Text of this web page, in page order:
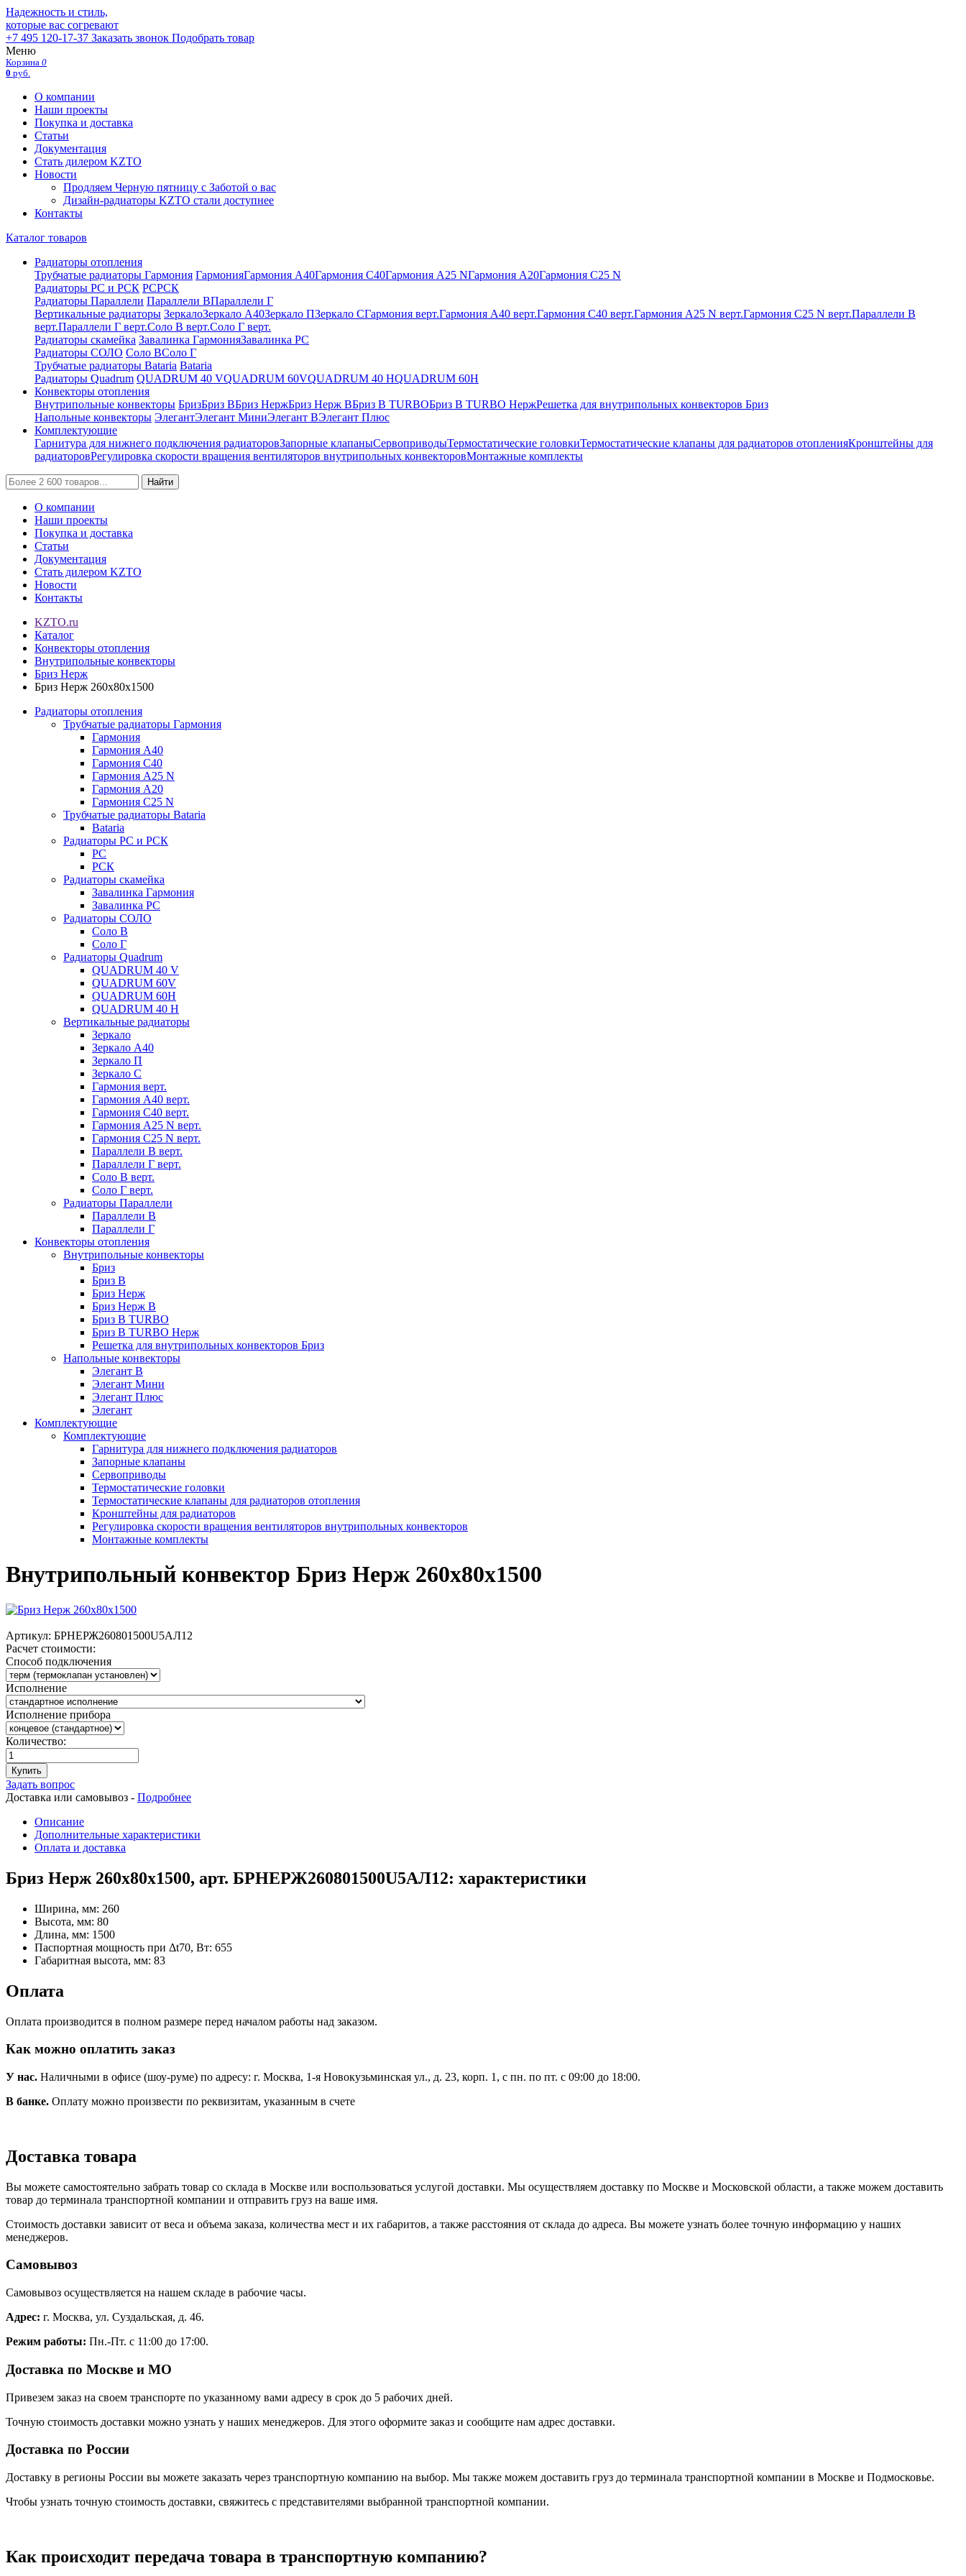
Надежность и стиль,
которые вас согревают
+7 495 120-17-37 Заказать звонок Подобрать товар
Меню
Корзина 0
0 руб.
О компании
Наши проекты
Покупка и доставка
Статьи
Документация
Стать дилером KZTO
Новости
Продляем Черную пятницу с Заботой о вас
Дизайн-радиаторы KZTO стали доступнее
Контакты
Каталог товаров
Радиаторы отопления
Трубчатые радиаторы Гармония ГармонияГармония А40Гармония С40Гармония А25 NГармония А20Гармония С25 N
Радиаторы РС и РСК РСРСК
Радиаторы Параллели Параллели ВПараллели Г
Вертикальные радиаторы ЗеркалоЗеркало А40Зеркало ПЗеркало СГармония верт.Гармония А40 верт.Гармония С40 верт.Гармония А25 N верт.Гармония С25 N верт.Параллели В
верт.Параллели Г верт.Соло В верт.Соло Г верт.
Радиаторы скамейка Завалинка ГармонияЗавалинка РС
Радиаторы СОЛО Соло ВСоло Г
Трубчатые радиаторы Bataria Bataria
Радиаторы Quadrum QUADRUM 40 VQUADRUM 60VQUADRUM 40 HQUADRUM 60H
Конвекторы отопления
Внутрипольные конвекторы БризБриз ВБриз НержБриз Нерж ВБриз В TURBOБриз В TURBO НержРешетка для внутрипольных конвекторов Бриз
Напольные конвекторы ЭлегантЭлегант МиниЭлегант ВЭлегант Плюс
Комплектующие
Гарнитура для нижнего подключения радиаторовЗапорные клапаныСервоприводыТермостатические головкиТермостатические клапаны для радиаторов отопленияКронштейны для
радиаторовРегулировка скорости вращения вентиляторов внутрипольных конвекторовМонтажные комплекты
Найти
О компании
Наши проекты
Покупка и доставка
Статьи
Документация
Стать дилером KZTO
Новости
Контакты
KZTO.ru
Каталог
Конвекторы отопления
Внутрипольные конвекторы
Бриз Нерж
Бриз Нерж 260х80х1500
Радиаторы отопления
Трубчатые радиаторы Гармония
Гармония
Гармония А40
Гармония С40
Гармония А25 N
Гармония А20
Гармония С25 N
Трубчатые радиаторы Bataria
Bataria
Радиаторы РС и РСК
РС
РСК
Радиаторы скамейка
Завалинка Гармония
Завалинка РС
Радиаторы СОЛО
Соло В
Соло Г
Радиаторы Quadrum
QUADRUM 40 V
QUADRUM 60V
QUADRUM 60H
QUADRUM 40 H
Вертикальные радиаторы
Зеркало
Зеркало А40
Зеркало П
Зеркало С
Гармония верт.
Гармония А40 верт.
Гармония С40 верт.
Гармония А25 N верт.
Гармония С25 N верт.
Параллели В верт.
Параллели Г верт.
Соло В верт.
Соло Г верт.
Радиаторы Параллели
Параллели В
Параллели Г
Конвекторы отопления
Внутрипольные конвекторы
Бриз
Бриз В
Бриз Нерж
Бриз Нерж В
Бриз В TURBO
Бриз В TURBO Нерж
Решетка для внутрипольных конвекторов Бриз
Напольные конвекторы
Элегант В
Элегант Мини
Элегант Плюс
Элегант
Комплектующие
Комплектующие
Гарнитура для нижнего подключения радиаторов
Запорные клапаны
Сервоприводы
Термостатические головки
Термостатические клапаны для радиаторов отопления
Кронштейны для радиаторов
Регулировка скорости вращения вентиляторов внутрипольных конвекторов
Монтажные комплекты
Внутрипольный конвектор Бриз Нерж 260х80х1500
Артикул: БРНЕРЖ260801500U5АЛ12
Расчет стоимости:
Способ подключения
Исполнение
Исполнение прибора
Количество:
Купить
Задать вопрос
Доставка или самовывоз - Подробнее
Описание
Дополнительные характеристики
Оплата и доставка
Бриз Нерж 260х80х1500, арт. БРНЕРЖ260801500U5АЛ12: характеристики
Ширина, мм: 260
Высота, мм: 80
Длина, мм: 1500
Паспортная мощность при Δt70, Вт: 655
Габаритная высота, мм: 83
Оплата
Оплата производится в полном размере перед началом работы над заказом.
Как можно оплатить заказ
У нас. Наличными в офисе (шоу-руме) по адресу: г. Москва, 1-я Новокузьминская ул., д. 23, корп. 1, с пн. по пт. с 09:00 до 18:00.
В банке. Оплату можно произвести по реквизитам, указанным в счете
Доставка товара
Вы можете самостоятельно забрать товар со склада в Москве или воспользоваться услугой доставки. Мы осуществляем доставку по Москве и Московской области, а также можем доставить
товар до терминала транспортной компании и отправить груз на ваше имя.
Стоимость доставки зависит от веса и объема заказа, количества мест и их габаритов, а также расстояния от склада до адреса. Вы можете узнать более точную информацию у наших
менеджеров.
Самовывоз
Самовывоз осуществляется на нашем складе в рабочие часы.
Адрес: г. Москва, ул. Суздальская, д. 46.
Режим работы: Пн.-Пт. с 11:00 до 17:00.
Доставка по Москве и МО
Привезем заказ на своем транспорте по указанному вами адресу в срок до 5 рабочих дней.
Точную стоимость доставки можно узнать у наших менеджеров. Для этого оформите заказ и сообщите нам адрес доставки.
Доставка по России
Доставку в регионы России вы можете заказать через транспортную компанию на выбор. Мы также можем доставить груз до терминала транспортной компании в Москве и Подмосковье.
Чтобы узнать точную стоимость доставки, свяжитесь с представителями выбранной транспортной компании.
Как происходит передача товара в транспортную компанию?